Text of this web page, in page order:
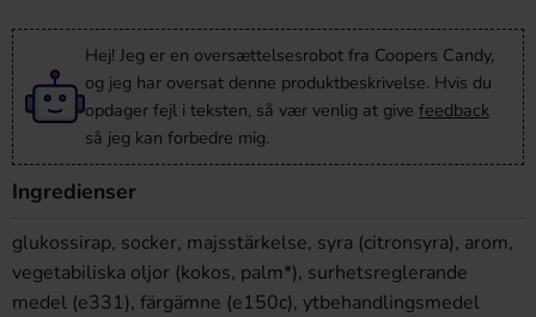
Hej! Jeg er en oversættelsesrobot fra Coopers Candy,
og jeg har oversat denne produktbeskrivelse. Hvis du
opdager fejl i teksten, så vær venlig at give feedback
så jeg kan forbedre mig.
Ingredienser
glukossirap, socker, majsstärkelse, syra (citronsyra), arom,
vegetabiliska oljor (kokos, palm*), surhetsreglerande
medel (e331), färgämne (e150c), ytbehandlingsmedel